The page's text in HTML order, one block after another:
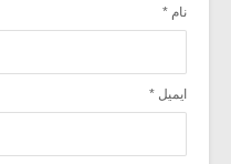
نام *
ایمیل *